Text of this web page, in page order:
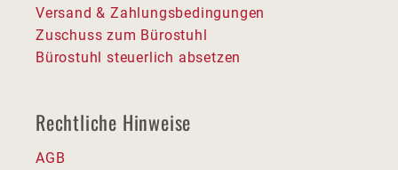
Versand & Zahlungsbedingungen
Zuschuss zum Bürostuhl
Bürostuhl steuerlich absetzen
Rechtliche Hinweise
AGB